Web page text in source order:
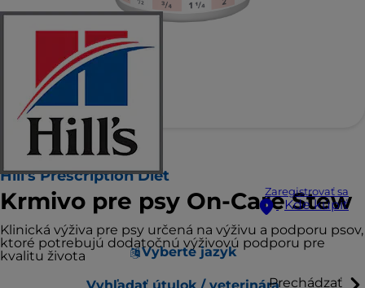
Zaregistrovať sa
Kde kúpiť
Vyberte jazyk
Prechádzať
Hill's Prescription Diet
Krmivo pre psy On-Care Stew
Klinická výživa pre psy určená na výživu a podporu psov,
ktoré potrebujú dodatočnú výživovú podporu pre
kvalitu života